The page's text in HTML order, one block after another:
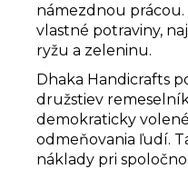
námezdnou prácou.
vlastné potraviny,
ryžu a zeleninu.
Dhaka Handicrafts
družstiev
demokraticky
odmeňovania ľudí.
náklady pri